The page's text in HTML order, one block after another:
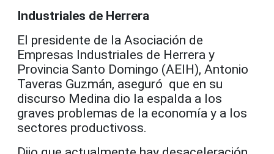
Industriales de Herrera
El presidente de la Asociación de
Empresas Industriales de Herrera y
Provincia Santo Domingo (AEIH), Antonio
Taveras Guzmán, aseguró que en su
discurso Medina dio la espalda a los
graves problemas de la economía y a los
sectores productivoss.